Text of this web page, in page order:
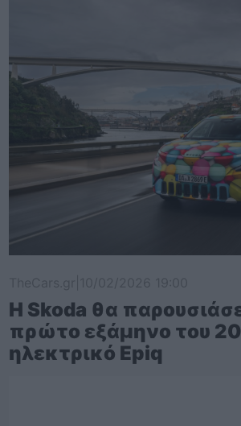
Η Skoda θα
πρώτο εξάμηνο του
ηλεκτρικό Epiq